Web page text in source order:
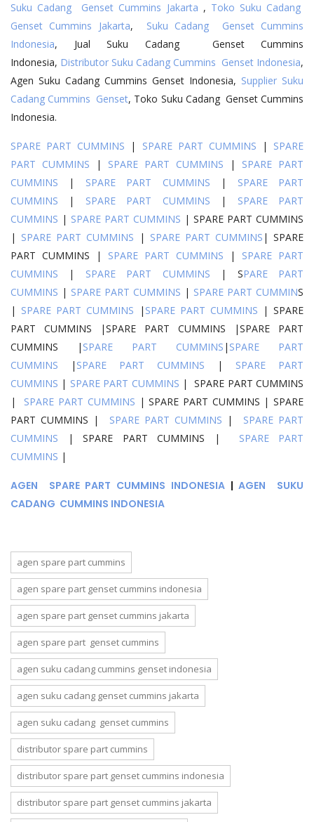
Suku Cadang Genset Cummins Jakarta , Toko Suku Cadang
Genset Cummins Jakarta, Suku Cadang Genset Cummins
Indonesia, Jual Suku Cadang Genset Cummins
Indonesia, Distributor Suku Cadang Cummins Genset Indonesia,
Agen Suku Cadang Cummins Genset Indonesia, Supplier Suku
Cadang Cummins Genset, Toko Suku Cadang Genset Cummins
Indonesia.
SPARE PART CUMMINS | SPARE PART CUMMINS | SPARE
PART CUMMINS | SPARE PART CUMMINS | SPARE PART
CUMMINS | SPARE PART CUMMINS | SPARE PART
CUMMINS | SPARE PART CUMMINS |
SPARE PART
CUMMINS | SPARE PART CUMMINS | SPARE PART CUMMINS
| SPARE PART CUMMINS | SPARE PART CUMMINS | SPARE
PART CUMMINS | SPARE PART CUMMINS | SPARE PART
CUMMINS | SPARE PART CUMMINS | SPARE PART
CUMMINS | SPARE PART CUMMINS | SPARE PART CUMMINS
| SPARE PART CUMMINS | SPARE PART CUMMINS | SPARE
PART CUMMINS |SPARE PART CUMMINS |SPARE PART
CUMMINS | SPARE PART CUMMINS | SPARE PART
CUMMINS | SPARE PART CUMMINS | SPARE PART
CUMMINS | SPARE PART CUMMINS | SPARE PART CUMMINS
| SPARE PART CUMMINS | SPARE PART CUMMINS | SPARE
PART CUMMINS | SPARE PART CUMMINS | SPARE PART
CUMMINS | SPARE PART CUMMINS |
SPARE PART
CUMMINS |
AGEN SPARE PART CUMMINS INDONESIA|AGEN SUKU
CADANG CUMMINS INDONESIA
agen spare part cummins
agen spare part genset cummins indonesia
agen spare part genset cummins jakarta
agen spare part genset cummins
agen suku cadang cummins genset indonesia
agen suku cadang genset cummins jakarta
agen suku cadang genset cummins
distributor spare part cummins
distributor spare part genset cummins indonesia
distributor spare part genset cummins jakarta